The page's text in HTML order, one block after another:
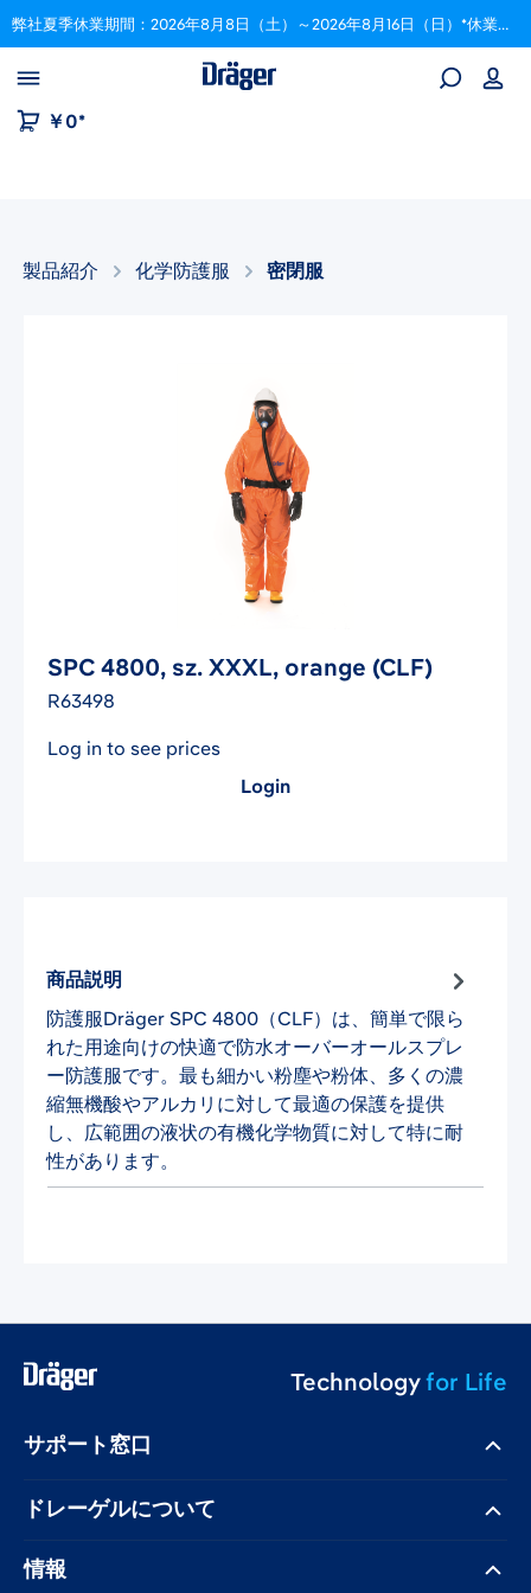
to B2B platform navigation 弊社夏季休業期間：2026年8月8日（土）～2026年8月16日（日）*休業期間中にいただいたご注文は、8月17日以降順次対応いたします。
￥0*
製品紹介 化学防護服 密閉服
SPC 4800, sz. XXXL, orange (CLF)
R63498
Log in to see prices
Login
商品説明
防護服Dräger SPC 4800（CLF）は、簡単で限ら
れた用途向けの快適で防水オーバーオールスプレ
ー防護服です。最も細かい粉塵や粉体、多くの濃
縮無機酸やアルカリに対して最適の保護を提供
し、広範囲の液状の有機化学物質に対して特に耐
性があります。
Technologyfor Life
サポート窓口
ドレーゲル​について
情報